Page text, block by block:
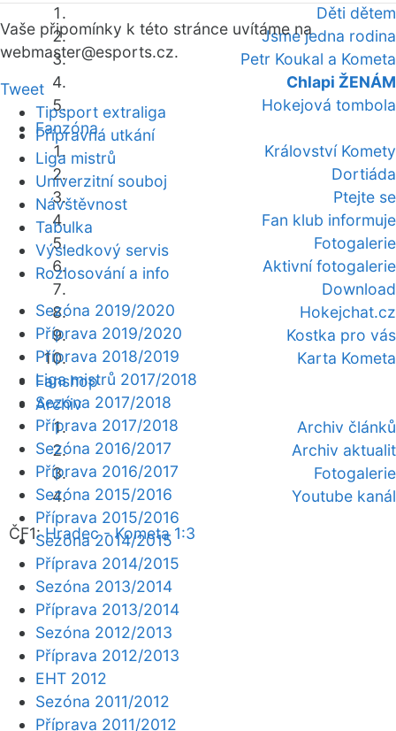
Děti dětem
Jsme jedna rodina
Petr Koukal a Kometa
Chlapi ŽENÁM
Hokejová tombola
Fanzóna
Království Komety
Dortiáda
Ptejte se
Fan klub informuje
Fotogalerie
Aktivní fotogalerie
Download
Hokejchat.cz
Kostka pro vás
Karta Kometa
Fanshop
Archiv
Archiv článků
Archiv aktualit
Fotogalerie
Youtube kanál
ČF1:Hradec - Kometa 1:3
Vaše připomínky k této stránce uvítáme na
webmaster@esports.cz.
Tweet
Tipsport extraliga
Přípravná utkání
Liga mistrů
Univerzitní souboj
Návštěvnost
Tabulka
Výsledkový servis
Rozlosování a info
Sezóna 2019/2020
Příprava 2019/2020
Příprava 2018/2019
Liga mistrů 2017/2018
Sezóna 2017/2018
Příprava 2017/2018
Sezóna 2016/2017
Příprava 2016/2017
Sezóna 2015/2016
Příprava 2015/2016
Sezóna 2014/2015
Příprava 2014/2015
Sezóna 2013/2014
Příprava 2013/2014
Sezóna 2012/2013
Příprava 2012/2013
EHT 2012
Sezóna 2011/2012
Příprava 2011/2012